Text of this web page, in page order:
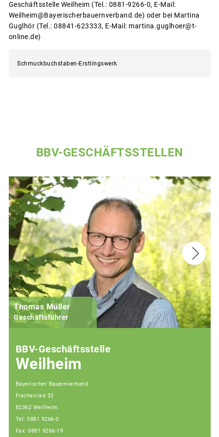
Geschäftsstelle Weilheim (Tel.: 0881-9266-0, E-Mail:
Weilheim@Bayerischerbauernverband.de) oder bei Martina
Guglhör (Tel.: 08841-623333, E-Mail: martina.guglhoer@t-
online.de)
Schmuckbuchstaben-Erstlingswerk
BBV-GESCHÄFTSSTELLEN
Thomas Müller
Geschäftsführer
BBV-Geschäftsstelle
Weilheim
Bayerischer Bauernverband
Fischerried 33
82362 Weilheim
Tel: 0881 9266-0
Fax: 0881 9266-19